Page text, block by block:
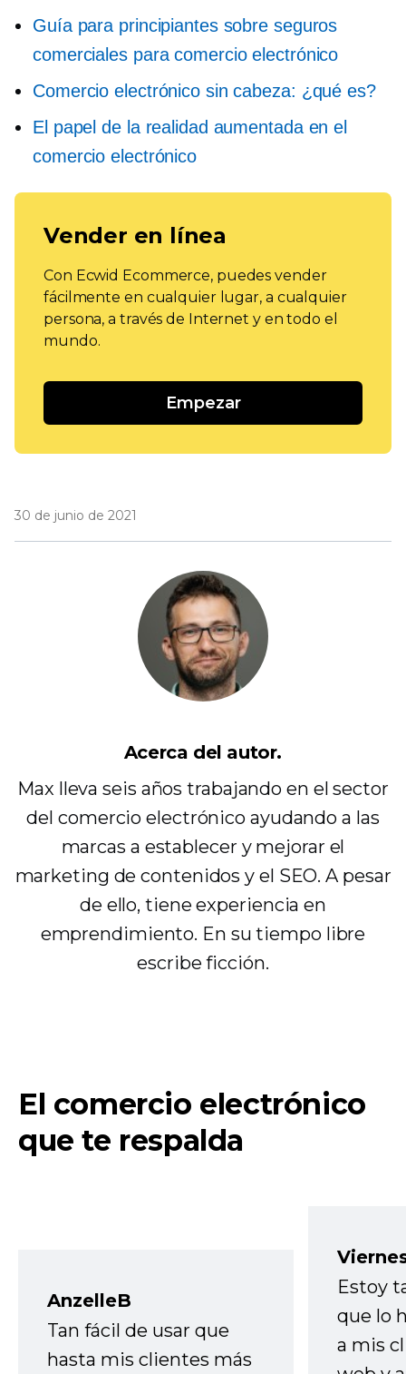
Guía para principiantes sobre seguros
comerciales para comercio electrónico
Comercio electrónico sin cabeza: ¿qué es?
El papel de la realidad aumentada en el
comercio electrónico
Vender en línea
Con Ecwid Ecommerce, puedes vender
fácilmente en cualquier lugar, a cualquier
persona, a través de Internet y en todo el
mundo.
Empezar
30 de junio de 2021
Acerca del autor.
Max lleva seis años trabajando en el sector
del comercio electrónico ayudando a las
marcas a establecer y mejorar el
marketing de contenidos y el SEO. A pesar
de ello, tiene experiencia en
emprendimiento. En su tiempo libre
escribe ficción.
El comercio electrónico
que te respalda
AnzelleB
Tan fácil de usar que
hasta mis clientes más
Estoy
que lo
a mis